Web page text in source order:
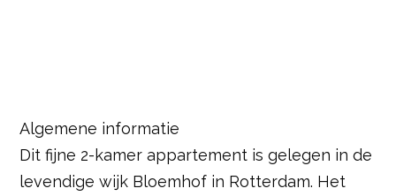
Algemene informatie
Dit fijne 2-kamer appartement is gelegen in de
levendige wijk Bloemhof in Rotterdam. Het